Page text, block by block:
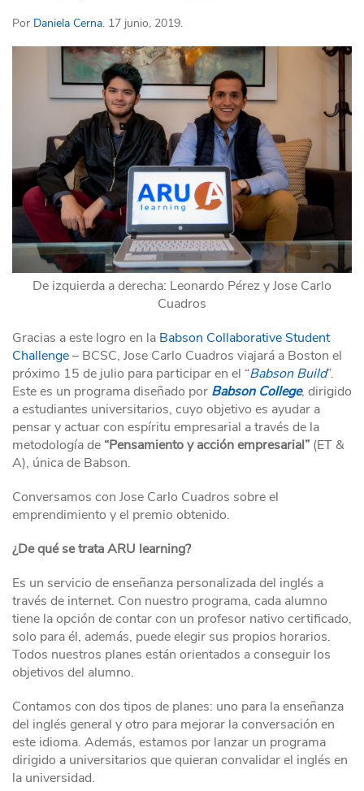
Por Daniela Cerna. 17 junio, 2019.
De izquierda a derecha: Leonardo Pérez y Jose Carlo
Cuadros
Gracias a este logro en la Babson Collaborative Student
Challenge– BCSC, Jose Carlo Cuadros viajará a Boston el
próximo 15 de julio para participar en el “Babson Build”.
Este es un programa diseñado por Babson College, dirigido
a estudiantes universitarios, cuyo objetivo es ayudar a
pensar y actuar con espíritu empresarial a través de la
metodología de “Pensamiento y acción empresarial” (ET &
A), única de Babson.
Conversamos con Jose Carlo Cuadros sobre el
emprendimiento y el premio obtenido.
¿De qué se trata ARU learning?
Es un servicio de enseñanza personalizada del inglés a
través de internet. Con nuestro programa, cada alumno
tiene la opción de contar con un profesor nativo certificado,
solo para él, además, puede elegir sus propios horarios.
Todos nuestros planes están orientados a conseguir los
objetivos del alumno.
Contamos con dos tipos de planes: uno para la enseñanza
del inglés general y otro para mejorar la conversación en
este idioma. Además, estamos por lanzar un programa
dirigido a universitarios que quieran convalidar el inglés en
la universidad.